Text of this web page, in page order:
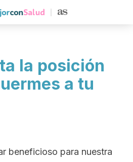
la posición
a tu
beneficioso para nuestra